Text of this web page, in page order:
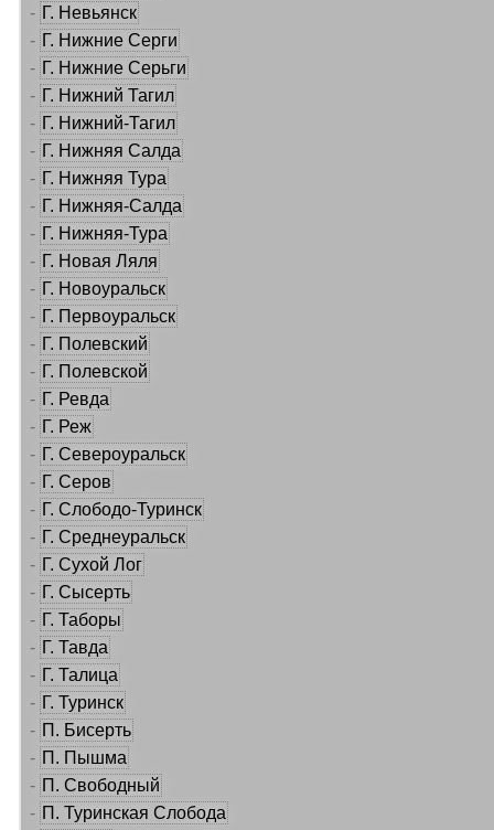
- Г. Невьянск
- Г. Нижние Серги
- Г. Нижние Серьги
- Г. Нижний Тагил
- Г. Нижний-Тагил
- Г. Нижняя Салда
- Г. Нижняя Тура
- Г. Нижняя-Салда
- Г. Нижняя-Тура
- Г. Новая Ляля
- Г. Новоуральск
- Г. Первоуральск
- Г. Полевский
- Г. Полевской
- Г. Ревда
- Г. Реж
- Г. Североуральск
- Г. Серов
- Г. Слободо-Туринск
- Г. Среднеуральск
- Г. Сухой Лог
- Г. Сысерть
- Г. Таборы
- Г. Тавда
- Г. Талица
- Г. Туринск
- П. Бисерть
- П. Пышма
- П. Свободный
- П. Туринская Слобода